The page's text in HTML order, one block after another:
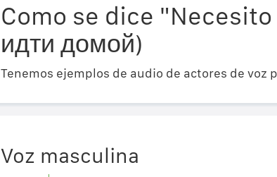
Como se dice
идти домой)
Tenemos ejemplos de audio de actores de
Voz masculina